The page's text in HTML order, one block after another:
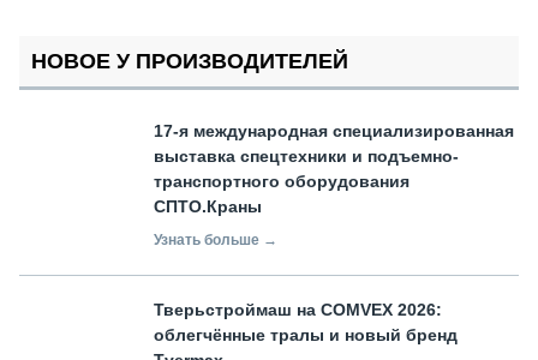
НОВОЕ У ПРОИЗВОДИТЕЛЕЙ
17-я международная специализированная
выставка спецтехники и подъемно-
транспортного оборудования
СПТО.Краны
Узнать больше →
Тверьстроймаш на COMVEX 2026:
облегчённые тралы и новый бренд